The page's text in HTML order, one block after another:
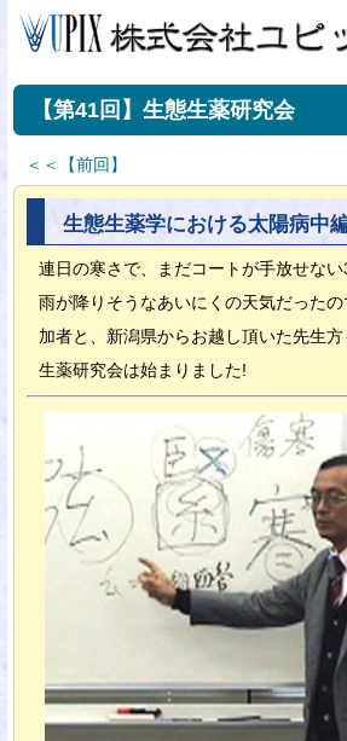
【第41回】生態生薬研究会
＜＜【前回】
生態生薬学における太陽病中
連日の寒さで、まだコートが手放せない
雨が降りそうなあいにくの天気だった
加者と、新潟県からお越し頂いた先生
生薬研究会は始まりました!